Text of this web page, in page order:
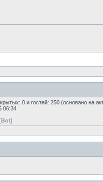
0 и гостей: 250 (основано на
06:34